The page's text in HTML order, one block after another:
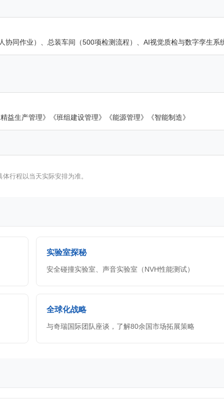
协同作业）、总装车间（500项检测流程）、AI视觉质检与数字孪生系
益生产管理》《班组建设管理》《能源管理》《智能制造》
体行程以当天实际安排为准。
实验室探秘
安全碰撞实验室、声音实验室（NVH性能测试）
全球化战略
与奇瑞国际团队座谈，了解80余国市场拓展策略